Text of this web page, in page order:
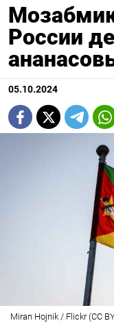
России
05.10.2024
Miran Hojnik / Flickr (CC